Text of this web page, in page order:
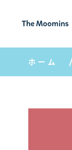
The Moomins
ムーミンの
世界
ホーム